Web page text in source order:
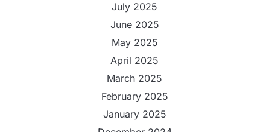
July 2025
June 2025
May 2025
April 2025
March 2025
February 2025
January 2025